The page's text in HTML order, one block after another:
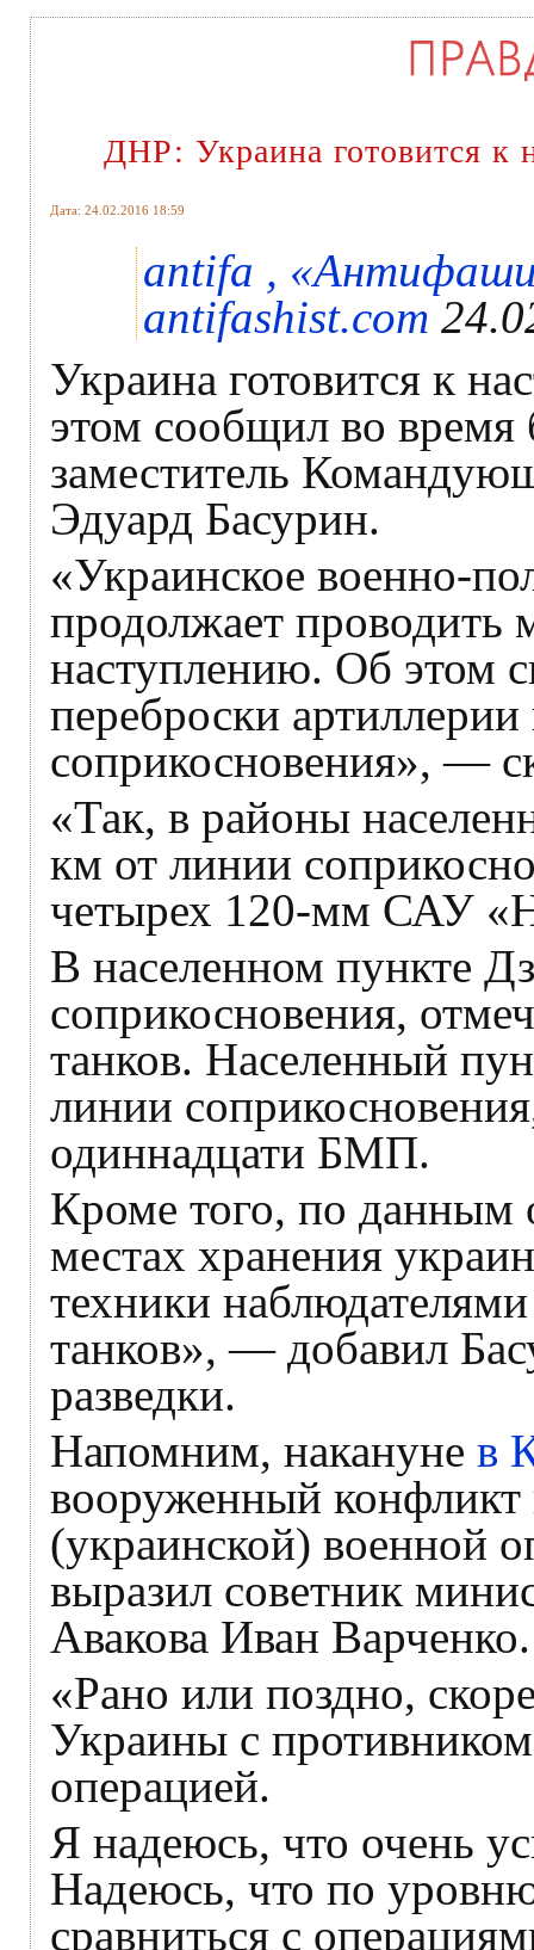
ДНР: Украина готовится к
Дата: 24.02.2016 18:59
antifa ,
antifashist.com
Украина готовится к
этом сообщил во время
заместитель
Эдуард Басурин.
«Украинское военно-
продолжает проводить
наступлению. Об этом
переброски
соприкосновения», —
«Так, в районы
км от линии
четырех 120-мм САУ
В населенном пункте
соприкосновения,
танков. Населенный
линии
одиннадцати БМП.
Кроме того, по данным
местах хранения
техники
танков», — добавил
разведки.
Напомним, накануне в
вооруженный конфликт
(украинской) военной
выразил советник
Авакова Иван Варченко.
«Рано или поздно,
Украины с
операцией.
Я надеюсь, что очень
Надеюсь, что по
сравниться с